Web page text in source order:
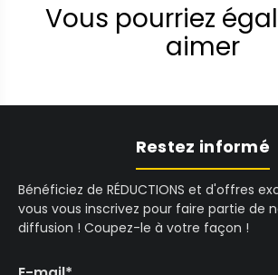
Vous pourriez
aimer
Restez informé
Bénéficiez de RÉDUCTIONS et d'offres
vous vous inscrivez pour faire partie de
diffusion ! Coupez-le à votre façon !